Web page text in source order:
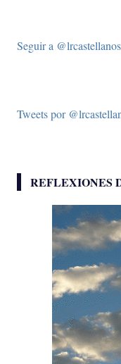
Seguir a @lrcastellanos
Tweets por
REFLEXIONES